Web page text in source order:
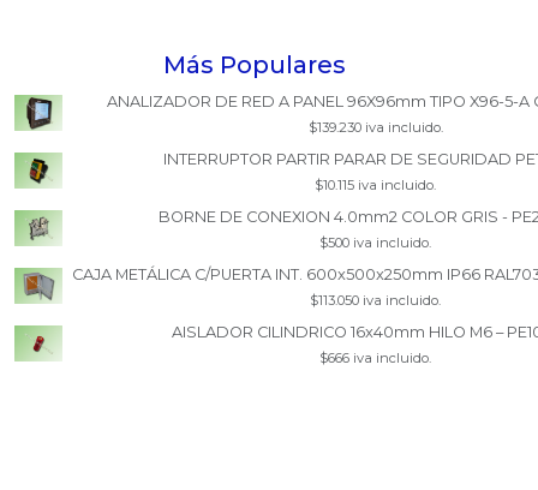
Más Populares
ANALIZADOR DE RED A PANEL 96X96mm TIPO X96-5-A
$139.230 iva incluido.
INTERRUPTOR PARTIR PARAR DE SEGURIDAD
$10.115 iva incluido.
BORNE DE CONEXION 4.0mm2 COLOR GRIS -
$500 iva incluido.
CAJA METÁLICA C/PUERTA INT. 600x500x250mm IP66
$113.050 iva incluido.
AISLADOR CILINDRICO 16x40mm HILO M6 –
$666 iva incluido.